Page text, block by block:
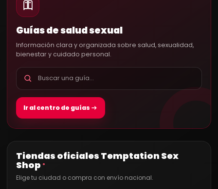
Guías de salud sexual
Información clara y organizada sobre salud, sexualidad,
bienestar y cuidado personal.
Ir al centro de guías
Tiendas oficiales Temptation Sex
Shop ®
Elige tu ciudad o compra con envío nacional.